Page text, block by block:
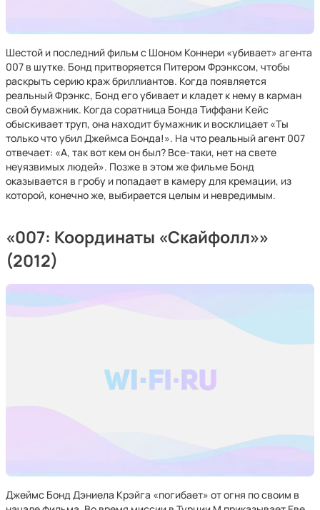
Шестой и последний фильм с Шоном Коннери «убивает» агента
007 в шутке. Бонд притворяется Питером Фрэнксом, чтобы
раскрыть серию краж бриллиантов. Когда появляется
реальный Фрэнкс, Бонд его убивает и кладет к нему в карман
свой бумажник. Когда соратница Бонда Тиффани Кейс
обыскивает труп, она находит бумажник и восклицает «Ты
только что убил Джеймса Бонда!». На что реальный агент 007
отвечает: «А, так вот кем он был? Все-таки, нет на свете
неуязвимых людей». Позже в этом же фильме Бонд
оказывается в гробу и попадает в камеру для кремации, из
которой, конечно же, выбирается целым и невредимым.
«007: Координаты «Скайфолл»»
(2012)
Джеймс Бонд Дэниела Крэйга «погибает» от огня по своим в